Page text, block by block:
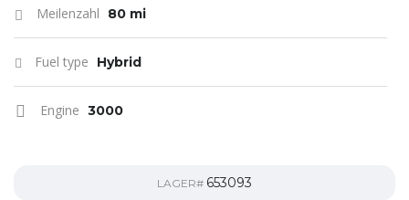
Meilenzahl 80 mi
Fuel type Hybrid
Engine 3000
LAGER# 653093